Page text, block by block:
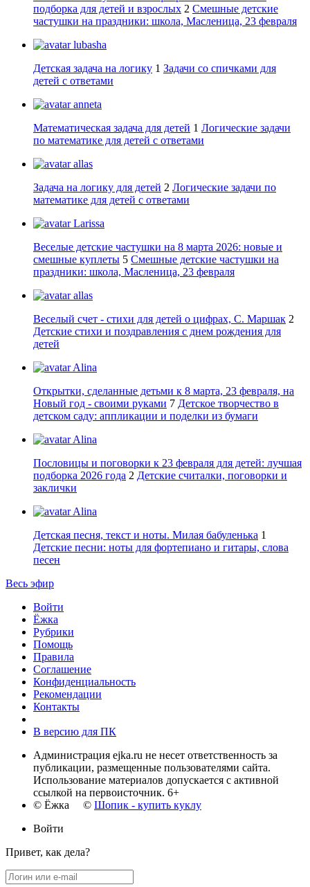
подборка для детей и взрослых 2 Смешные детские
частушки на праздники: школа, Масленица, 23 февраля
lubasha
Детская задача на логику 1 Задачи со спичками для
детей с ответами
anneta
Математическая задача для детей 1 Логические задачи
по математике для детей с ответами
allas
Задача на логику для детей 2 Логические задачи по
математике для детей с ответами
Larissa
Веселые детские частушки на 8 марта 2026: новые и
смешные куплеты 5 Смешные детские частушки на
праздники: школа, Масленица, 23 февраля
allas
Веселый счет - стихи для детей о цифрах, С. Маршак 2
Детские стихи и поздравления с днем рождения для
детей
Alina
Открытки, сделанные детьми к 8 марта, 23 февраля, на
Новый год - своими руками 7 Детское творчество в
детском саду: аппликации и поделки из бумаги
Alina
Пословицы и поговорки к 23 февраля для детей: лучшая
подборка 2026 года 2 Детские считалки, поговорки и
заклички
Alina
Детская песня, текст и ноты. Милая бабуленька 1
Детские песни: ноты для фортепиано и гитары, слова
песен
Весь эфир
Войти
Ёжка
Рубрики
Помощь
Правила
Соглашение
Конфиденциальность
Рекомендации
Контакты
В версию для ПК
Администрация ejka.ru не несет ответственность за
публикации, размещенные пользователями сайта.
Использование материалов допускается с активной
ссылкой на первоисточник. 6+
© Ёжка © Шопик - купить куклу
Войти
Привет, как дела?